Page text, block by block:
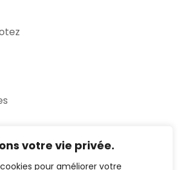
votre vie privée.
pour améliorer votre